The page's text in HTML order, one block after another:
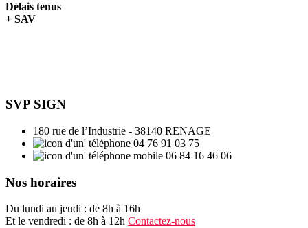
Délais tenus
+ SAV
SVP SIGN
180 rue de l’Industrie - 38140 RENAGE
04 76 91 03 75
06 84 16 46 06
Nos horaires
Du lundi au jeudi : de 8h à 16h
Et le vendredi : de 8h à 12h Contactez-nous